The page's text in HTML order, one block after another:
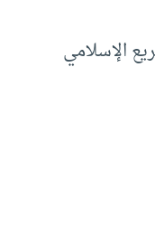
الإسلامي